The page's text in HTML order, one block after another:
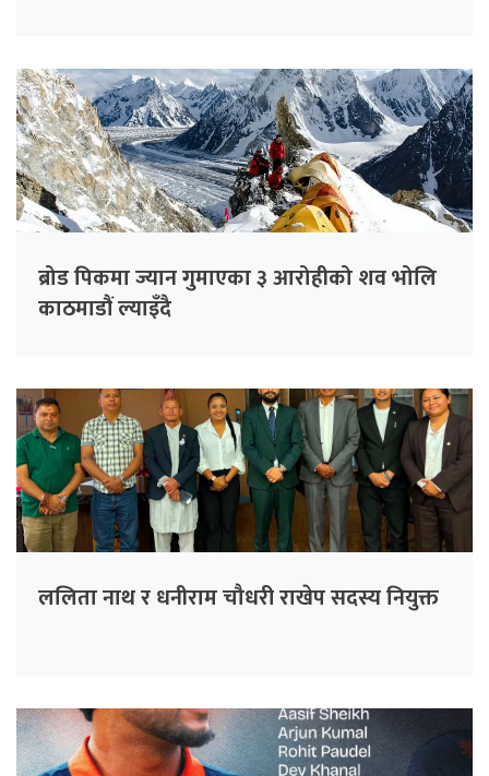
ब्रोड पिकमा ज्यान गुमाएका ३ आरोहीको शव भोलि
काठमाडौं ल्याइँदै
ललिता नाथ र धनीराम चौधरी राखेप सदस्य नियुक्त